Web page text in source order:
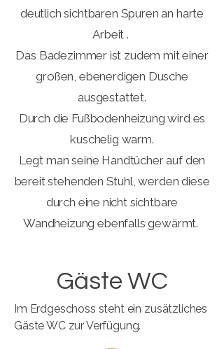
deutlich sichtbaren Spuren an harte
Arbeit .
Das Badezimmer ist zudem mit einer
großen, ebenerdigen Dusche
ausgestattet.
Durch die Fußbodenheizung wird es
kuschelig warm.
Legt man seine Handtücher auf den
bereit stehenden Stuhl, werden diese
durch eine nicht sichtbare
Wandheizung ebenfalls gewärmt.
Gäste WC
Im Erdgeschoss steht ein zusätzliches
Gäste WC zur Verfügung.